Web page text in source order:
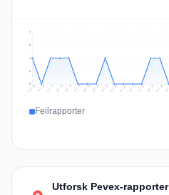
1
1
2
2
Jul 10 Jul 11 Jul 12 Jul 13 Jul 14 Jul 15 Jul 16 Jul 17 Jul 18 Jul 19 Jul 20 Jul 21 Jul 22 Jul 23 Jul 24
Feilrapporter
Utforsk Pevex-